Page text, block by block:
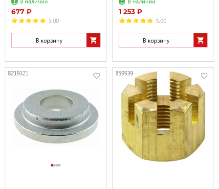
677 ₽
5.00
В корзину
1 253 ₽
5.00
В корзину
8219321 859939